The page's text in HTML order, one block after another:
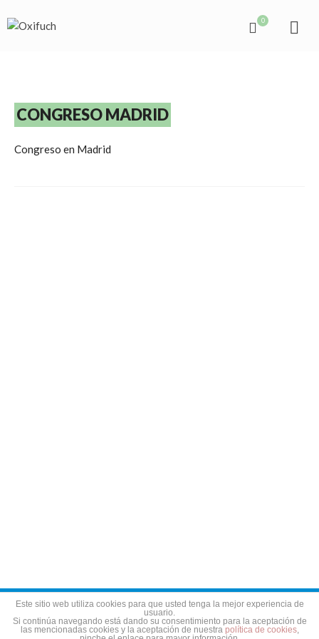
0
CONGRESO MADRID
Congreso en Madrid
Aviso legal Política de privacidad Política de cookies
Este sitio web utiliza cookies para que usted tenga la mejor experiencia de
usuario.
Si continúa navegando está dando su consentimiento para la aceptación de
las mencionadas cookies y la aceptación de nuestra política de cookies,